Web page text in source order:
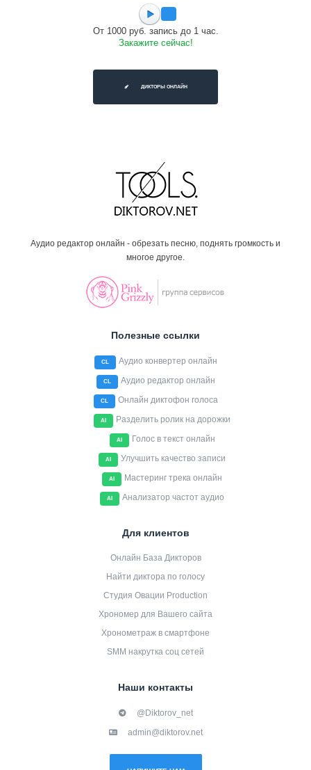
От 1000 руб. запись до 1 час.
Закажите сейчас!
ДИКТОРЫ ОНЛАЙН
Аудио редактор онлайн - обрезать песню, поднять громкость и
многое другое.
Полезные ссылки
CL Аудио конвертер онлайн
CL Аудио редактор онлайн
CL Онлайн диктофон голоса
AI Разделить ролик на дорожки
AI Голос в текст онлайн
AI Улучшить качество записи
AI Мастеринг трека онлайн
AI Анализатор частот аудио
Для клиентов
Онлайн База Дикторов
Найти диктора по голосу
Студия Овации Production
Хрономер для Вашего сайта
Хронометраж в смартфоне
SMM накрутка соц сетей
Наши контакты
@Diktorov_net
admin@diktorov.net